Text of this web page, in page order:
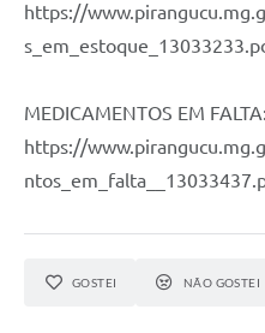
https://
MEDICAMENTOS EM FALTA:
https://
GOSTEI NÃO GOSTEI